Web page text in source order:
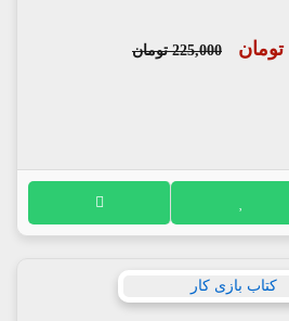
225,000 تومان